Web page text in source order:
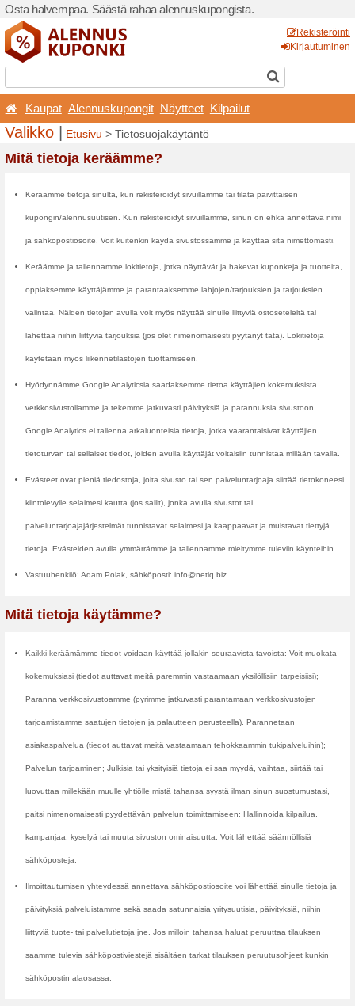
Osta halvempaa. Säästä
Kaupat
Valikko| Etusivu>
Mitä tietoja
Keräämme tietoja sinulta, kun
kupongin/alennusuutisen. Kun
oppiaksemme käyttäjämme ja
lähettää niihin liittyviä
käytetään myös
Hyödynnämme Google